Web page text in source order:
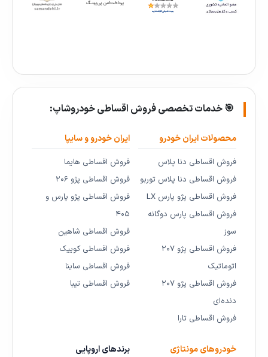
🎯 خدمات تخصصی فروش اقساطی خودروشاپ:
محصولات ایران خودرو
فروش اقساطی دنا پلاس
فروش اقساطی دنا پلاس توربو
فروش اقساطی پژو پارس LX
فروش اقساطی پارس دوگانه
سوز
فروش اقساطی پژو ۲۰۷
اتوماتیک
فروش اقساطی پژو ۲۰۷
دنده‌ای
فروش اقساطی تارا
ایران خودرو و سایپا
فروش اقساطی هایما
فروش اقساطی پژو ۲۰۶
فروش اقساطی پژو پارس و
۴۰۵
فروش اقساطی شاهین
فروش اقساطی کوییک
فروش اقساطی ساینا
فروش اقساطی تیبا
خودروهای مونتاژی برندهای اروپایی